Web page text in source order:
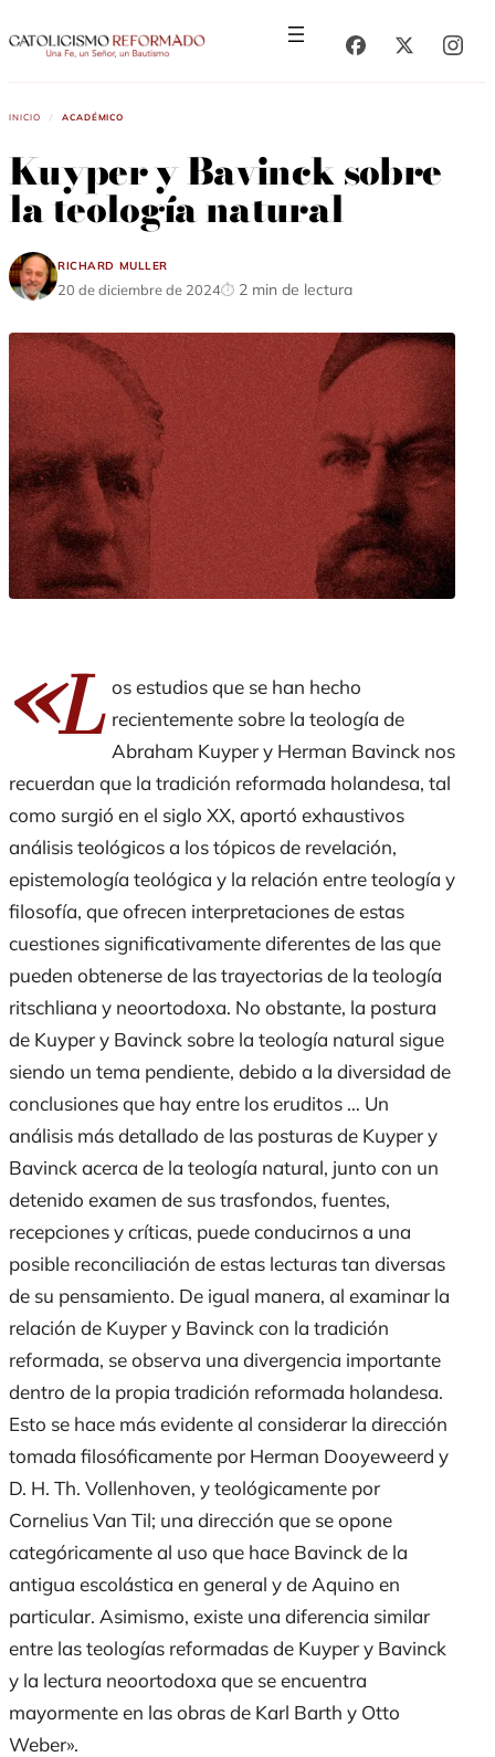
al
al
Inicio / Académico
Kuyper y Bavinck sobre
la teología natural
Richard Muller
20 de diciembre de 2024 2 min de lectura
«L os estudios que se han hecho
recientemente sobre la teología de
Abraham Kuyper y Herman Bavinck nos
recuerdan que la tradición reformada holandesa, tal
como surgió en el siglo XX, aportó exhaustivos
análisis teológicos a los tópicos de revelación,
epistemología teológica y la relación entre teología y
filosofía, que ofrecen interpretaciones de estas
cuestiones significativamente diferentes de las que
pueden obtenerse de las trayectorias de la teología
ritschliana y neoortodoxa. No obstante, la postura
de Kuyper y Bavinck sobre la teología natural sigue
siendo un tema pendiente, debido a la diversidad de
conclusiones que hay entre los eruditos … Un
análisis más detallado de las posturas de Kuyper y
Bavinck acerca de la teología natural, junto con un
detenido examen de sus trasfondos, fuentes,
recepciones y críticas, puede conducirnos a una
posible reconciliación de estas lecturas tan diversas
de su pensamiento. De igual manera, al examinar la
relación de Kuyper y Bavinck con la tradición
reformada, se observa una divergencia importante
dentro de la propia tradición reformada holandesa.
Esto se hace más evidente al considerar la dirección
tomada filosóficamente por Herman Dooyeweerd y
D. H. Th. Vollenhoven, y teológicamente por
Cornelius Van Til; una dirección que se opone
categóricamente al uso que hace Bavinck de la
antigua escolástica en general y de Aquino en
particular. Asimismo, existe una diferencia similar
entre las teologías reformadas de Kuyper y Bavinck
y la lectura neoortodoxa que se encuentra
mayormente en las obras de Karl Barth y Otto
Weber».